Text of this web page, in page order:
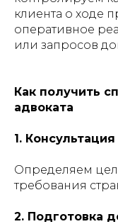
клиента о ходе
оперативное
или запросов
Как получить
адвоката
1.
Определяем
требования
2. Подготовка